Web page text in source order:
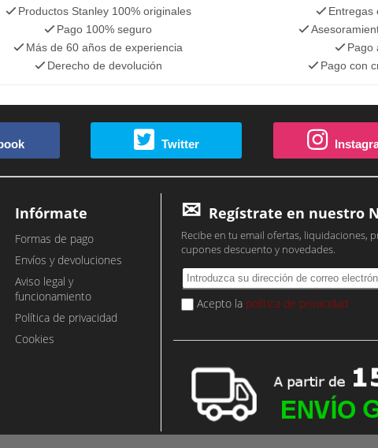
Productos Stanley 100% originales
Pago 100% seguro
Más de 60 años de experiencia
Derecho de devolución
Entregas
Pago
Pago con
Twitter
Infórmate
Formas de pago
Envíos y devoluciones
Aviso legal y
funcionamiento
Política de privacidad
Cookies
Regístrate en nuestro
Recibe en tu email ofertas, liquidaciones,
cupones descuento y novedades.
Acepto la política de privacidad